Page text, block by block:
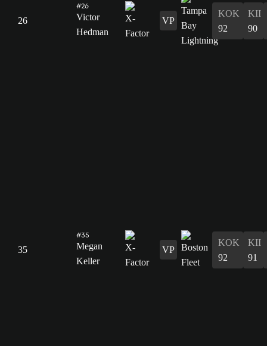
26
#26
Victor
Hedman
VP
KOK
92
KII
90
35
#35
Megan
Keller
VP
KOK
92
KII
91